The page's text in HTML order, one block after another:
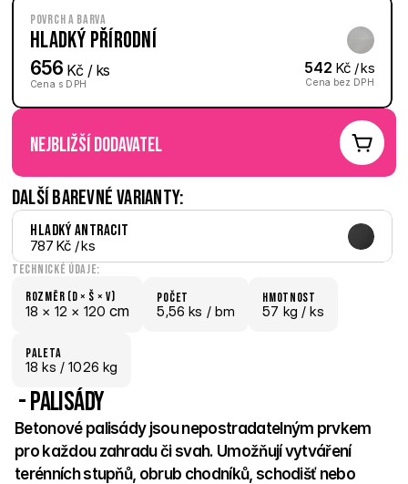
Povrch a barva
Hladký Přírodní
656 Kč / ks
Cena s DPH
542 Kč / ks
Cena bez DPH
nejbližší dodavatel
Další barevné varianty:
Hladký Antracit
787 Kč / ks
Technické údaje:
Rozměr (D × š × V)
18 × 12 × 120 cm
počet
5,56 ks / bm
hmotnost
57 kg / ks
paletA
18 ks / 1026 kg
- Palisády
Betonové palisády jsou nepostradatelným prvkem
pro každou zahradu či svah. Umožňují vytváření
terénních stupňů, obrub chodníků, schodišť nebo